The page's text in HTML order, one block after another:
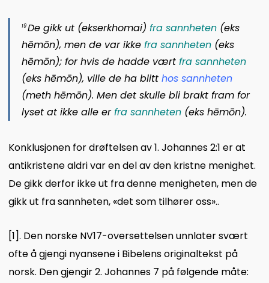
19De gikk ut (ekserkhomai) fra sannheten(eks
hēmōn), men de var ikke fra sannheten (eks
hēmōn); for hvis de hadde vært fra sannheten
(eks hēmōn), ville de ha blitt hos sannheten
(meth hēmōn). Men det skulle bli brakt fram for
lyset at ikke alle erfra sannheten (eks hēmōn).
Konklusjonen for drøftelsen av 1. Johannes 2:1 er at
antikristene aldri var en del av den kristne menighet.
De gikk derfor ikke ut fra denne menigheten, men de
gikk ut fra sannheten, «det som tilhører oss»..
[1]. Den norske NV17-oversettelsen unnlater svært
ofte å gjengi nyansene i Bibelens originaltekst på
norsk. Den gjengir 2. Johannes 7 på følgende måte: